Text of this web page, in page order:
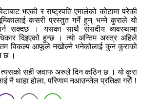
भएकी र राष्ट्रपति एमालेको कोटामा परेकी
कसरी प्रस्तुत गर्ने हुन् भन्ने कुराले यो
सक्दछ । यसका साथै संसदीय व्यवस्थामा
दिइएको हुन्छ । त्यो अन्तिम अस्त्र अहिले
विकल्प आफूले नखोल्ने भनेकोलाई कुन कुराको
छ ।
सही जवाफ अरुले दिन कठिन छ । यो कुरा
नै थाहा होला, परिणाम नआउन्जेल प्रतिक्षा गरौं !